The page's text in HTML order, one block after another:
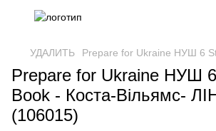
УДАЛИТЬ Prepare for Ukraine НУШ 6
Prepare for Ukraine НУШ
Book - Коста-Вільямс-
(106015)